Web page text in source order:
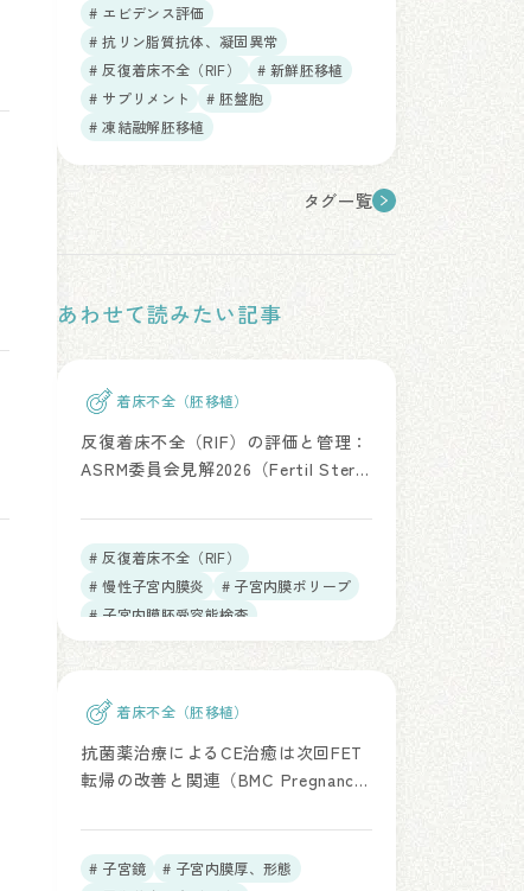
# エビデンス評価
# 抗リン脂質抗体、凝固異常
# 反復着床不全（RIF）
# 新鮮胚移植
# サプリメント
# 胚盤胞
# 凍結融解胚移植
タグ一覧
あわせて読みたい記事
着床不全（胚移植）
反復着床不全（RIF）の評価と管理：
ASRM委員会見解2026（Fertil Steril.
# 反復着床不全（RIF）
# 慢性子宮内膜炎
# 子宮内膜ポリープ
# 子宮内膜胚受容能検査
# 着床前遺伝学的検査（PGT）
着床不全（胚移植）
抗菌薬治療によるCE治癒は次回FET
転帰の改善と関連（BMC Pregnancy
# 子宮鏡
# 子宮内膜厚、形態